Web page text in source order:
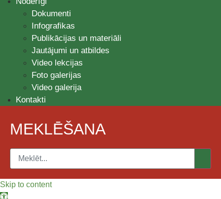
Dokumenti
Infografikas
Publikācijas un materiāli
Jautājumi un atbildes
Video lekcijas
Foto galerijas
Video galerija
Kontakti
MEKLĒŠANA
Skip to content
Open toolbar